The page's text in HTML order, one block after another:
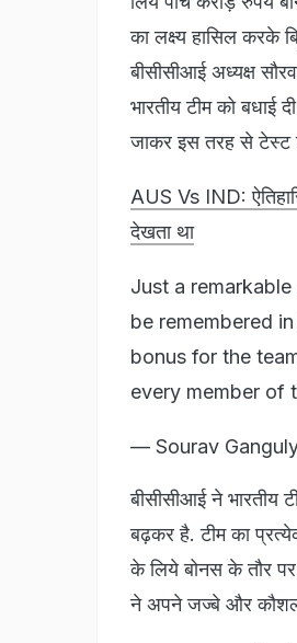
का लक्ष्य हासिल करके
बीसीसीआई अध्यक्ष
भारतीय टीम को बधाई
जाकर इस तरह से टेस्ट
AUS Vs IND:
देखता था
Just a
be remembered
bonus for the
every member of
— Sourav
बीसीसीआई ने भारतीय
बढ़कर है. टीम का
के लिये बोनस के तौर
ने अपने जज्बे और कौशल